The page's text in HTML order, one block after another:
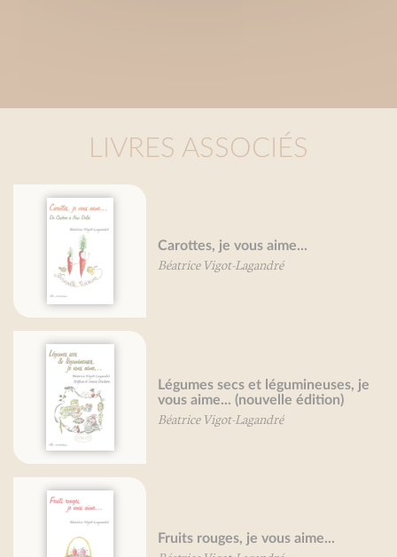
LIVRES ASSOCIÉS
Carottes, je vous aime...
Béatrice Vigot-Lagandré
Légumes secs et légumineuses, je
vous aime... (nouvelle édition)
Béatrice Vigot-Lagandré
Fruits rouges, je vous aime...